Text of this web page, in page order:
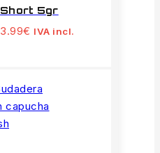
Short 5gr
3.99€ IVA incl.